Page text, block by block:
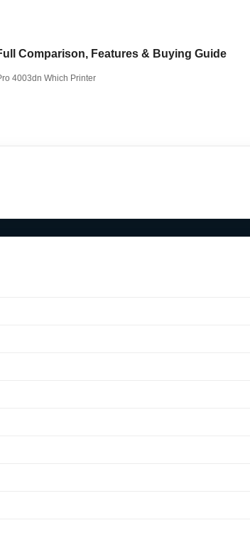
Comparison, Features & Buying Guide
4003dn Which Printer